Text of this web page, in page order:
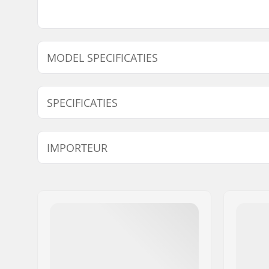
MODEL SPECIFICATIES
7.75"
SPECIFICATIES
Deck materiaal:
Esdoorn,
Deck Kleuren:
Concave:
Medium
IMPORTEUR